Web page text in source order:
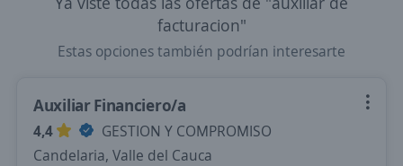
facturacion"
Estas opciones también podrían interesarte
Auxiliar Financiero/a
4,4
GESTION Y COMPROMISO
Candelaria, Valle del Cauca